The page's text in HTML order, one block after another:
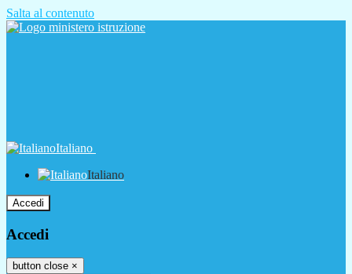
Salta al contenuto
Italiano
Italiano
Accedi
Accedi
button close ×